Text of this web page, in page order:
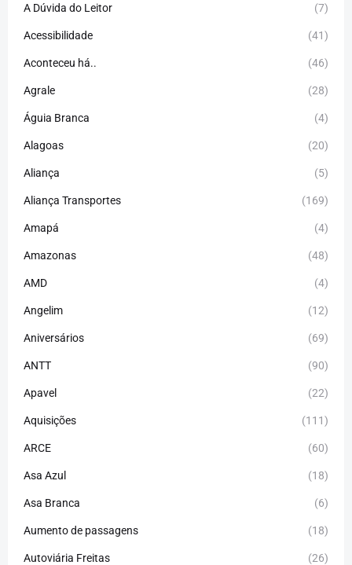
A Dúvida do Leitor (7)
Acessibilidade (41)
Aconteceu há.. (46)
Agrale (28)
Águia Branca (4)
Alagoas (20)
Aliança (5)
Aliança Transportes (169)
Amapá (4)
Amazonas (48)
AMD (4)
Angelim (12)
Aniversários (69)
ANTT (90)
Apavel (22)
Aquisições (111)
ARCE (60)
Asa Azul (18)
Asa Branca (6)
Aumento de passagens (18)
Autoviária Freitas (26)